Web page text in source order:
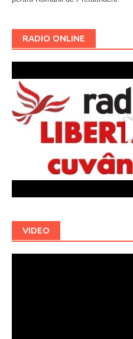
RADIO ONLINE
VIDEO